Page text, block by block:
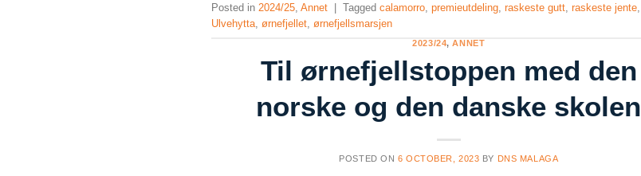
Posted in 2024/25 ,Annet Taggedcalamorro ,premieutdeling ,raskeste gutt ,raskeste jente
Ulvehytta ørnefjellet ørnefjellsmarsjen
2023/24,ANNET
Til ørnefjellstoppen med den
norske og den danske skolen
POSTED ON 6 OCTOBER, 2023 BY DNS MALAGA